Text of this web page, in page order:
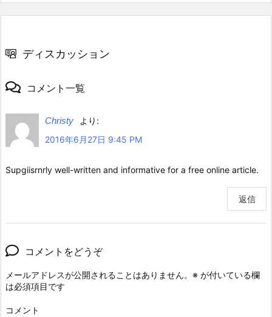
ディスカッション
コメント一覧
Christy
より:
2016年6月27日 9:45 PM
Supgiisrnrly well-written and informative for a free online article.
返信
コメントをどうぞ
メールアドレスが公開されることはありません。 ※ が付いている欄
は必須項目です
コメント